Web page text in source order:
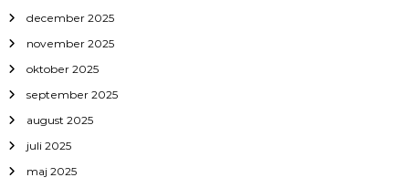
december 2025
november 2025
oktober 2025
september 2025
august 2025
juli 2025
maj 2025